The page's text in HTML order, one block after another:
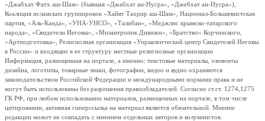
«Джабхат Фатх аш-Шам» (бывшая «Джабхат ан-Нусра», «Джебхат ан-Нусра»),
Коалиция исламских группировок «Хайят Тахрир аш-Шам», Национал-Большевистская
партия, «Аль-Каида», «УНА-УНСО», «Талибан», «Меджлис крымско-татарского
народа», «Свидетели Иеговы», «Мизантропик Дивижн», «Братство» Корчинского,
«Артподготовка», Религиозная организация «Управленческий центр Свидетелей Иеговы
в России» и входящие в ее структуру местные религиозные организации.
Информация, размещенная на портале, а именно: текстовые материалы, элементы
дизайна, логотипы, товарные знаки, фотографии, видео и аудио охраняются
законодательством Российской Федерации и международными нормами права и не
могут быть использованы без разрешения правообладателей. Согласно ст.ст. 1274,1275
ГК РФ, при любом использовании материалов, размещенных на портале, в том числе
цитировании, активная гиперссылка на материал является обязательной. Мнение
редакции может не совпадать с мнением отдельных авторов и колумнистов.